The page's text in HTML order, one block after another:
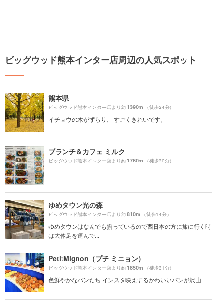
ビッグウッド熊本インター店周辺の人気スポット
熊本県
ビッグウッド熊本インター店より約1390m （徒歩24分）
イチョウの木がずらり。 すごくきれいです。
ブランチ＆カフェ ミルク
ビッグウッド熊本インター店より約1760m （徒歩30分）
ゆめタウン光の森
ビッグウッド熊本インター店より約810m （徒歩14分）
ゆめタウンはなんでも揃っているので西日本の方に旅に行く時
は大体足を運んで...
PetitMignon（プチ ミニョン）
ビッグウッド熊本インター店より約1850m （徒歩31分）
色鮮やかなパンたち インスタ映えするかわいいパンが沢山